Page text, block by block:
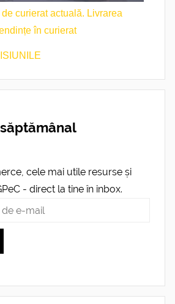
curierat actuală. Livrarea
în curierat
cele mai utile resurse și
- direct la tine în inbox.